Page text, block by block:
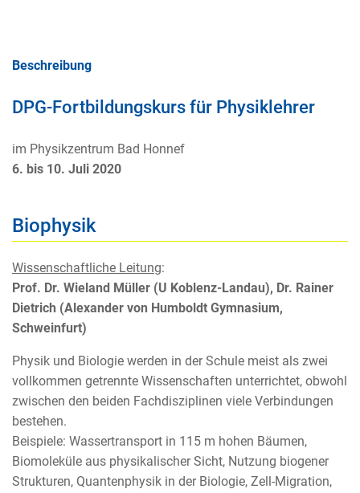
Beschreibung
DPG-Fortbildungskurs für Physiklehrer
im Physikzentrum Bad Honnef
6. bis 10. Juli 2020
Biophysik
Wissenschaftliche Leitung:
Prof. Dr. Wieland Müller (U Koblenz-Landau), Dr. Rainer
Dietrich (Alexander von Humboldt Gymnasium,
Schweinfurt)
Physik und Biologie werden in der Schule meist als zwei
vollkommen getrennte Wissenschaften unterrichtet, obwohl
zwischen den beiden Fachdisziplinen viele Verbindungen
bestehen.
Beispiele: Wassertransport in 115 m hohen Bäumen,
Biomoleküle aus physikalischer Sicht, Nutzung biogener
Strukturen, Quantenphysik in der Biologie, Zell-Migration,